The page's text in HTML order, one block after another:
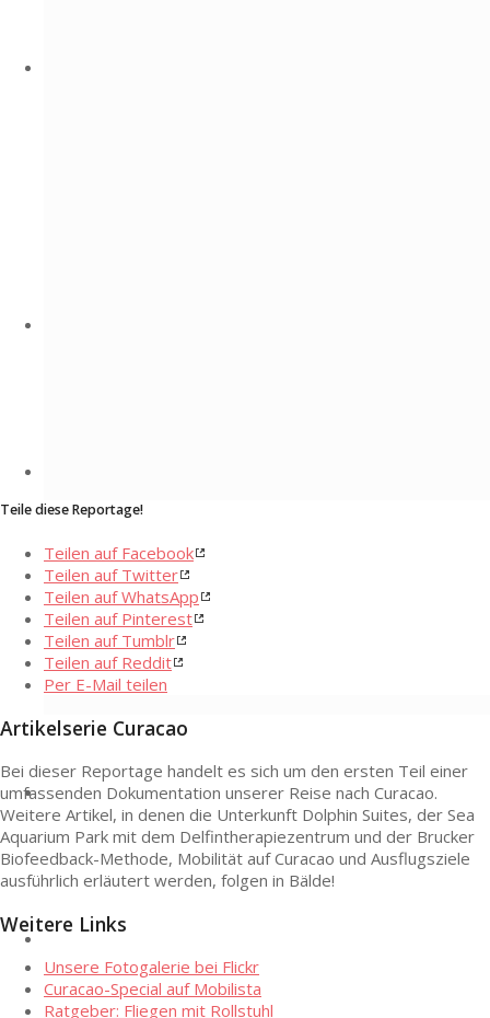
Teile diese Reportage!
Teilen auf Facebook
Teilen auf Twitter
Teilen auf WhatsApp
Teilen auf Pinterest
Teilen auf Tumblr
Teilen auf Reddit
Per E-Mail teilen
Artikelserie Curacao
Bei dieser Reportage handelt es sich um den ersten Teil einer
umfassenden Dokumentation unserer Reise nach Curacao.
Weitere Artikel, in denen die Unterkunft Dolphin Suites, der Sea
Aquarium Park mit dem Delfintherapiezentrum und der Brucker
Biofeedback-Methode, Mobilität auf Curacao und Ausflugsziele
ausführlich erläutert werden, folgen in Bälde!
Weitere Links
Unsere Fotogalerie bei Flickr
Curacao-Special auf Mobilista
Ratgeber: Fliegen mit Rollstuhl